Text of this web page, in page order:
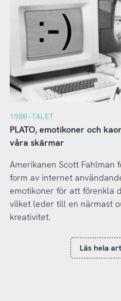
1980-TALET
PLATO, emotikoner och
våra skärmar
Amerikanen Scott Fahlman
form av internet
emotikoner för att förenkla
vilket leder till en närmast
kreativitet.
Läs hela